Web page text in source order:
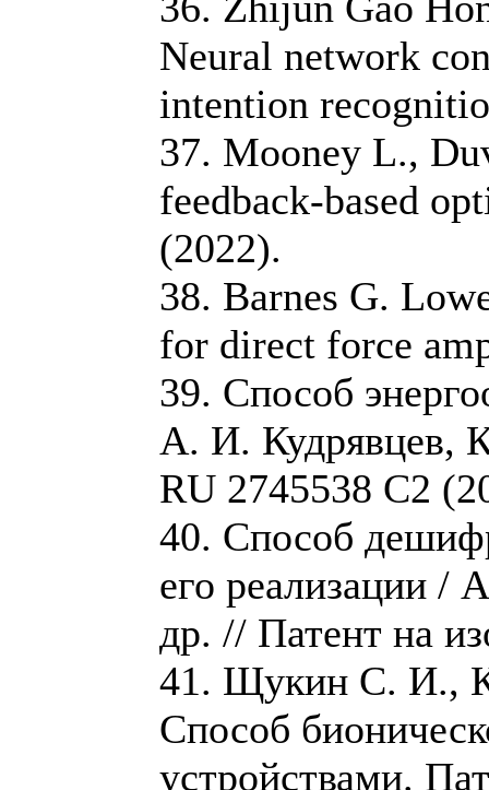
Neural network
intention
37. Mooney L.,
feedback-based
(2022).
38. Barnes G.
for direct force
39. Способ
А. И. Кудрявцев,
RU 2745538 C2
40. Способ
его реализации
др. // Патент на
41. Щукин С. И.,
Способ
устройствами.